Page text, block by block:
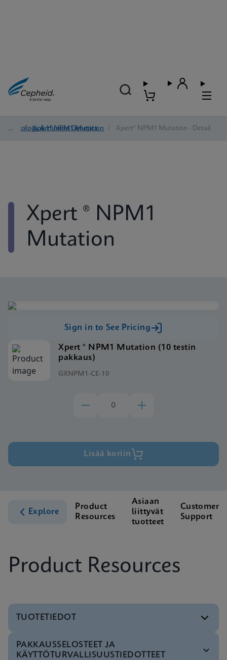
Oncology & Human Genetics
/ Xpert® NPM1 Mutation / Xpert® NPM1 Mutation - Detail
Xpert ® NPM1
Mutation
Sign in to See Pricing
Xpert ® NPM1 Mutation (10 testin
pakkaus)
GXNPM1-CE-10
Lisää koriin
Explore
Product
Resources
Asiaan
liittyvät
tuotteet
Customer
Support
Product Resources
TUOTETIEDOT
Testivalikko
PAKKAUSSELOSTEET JA
KÄYTTÖTURVALLISUUSTIEDOTTEET